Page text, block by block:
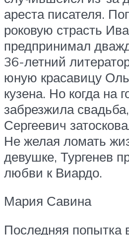
ареста писателя.
роковую страсть
предпринимал
36-летний
юную красавицу
кузена. Но когда на
забрезжила
Сергеевич
Не желая ломать
девушке, Тургенев
любви к Виардо.
Мария Савина
Последняя попытка